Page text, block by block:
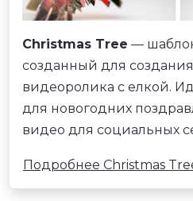
Christmas Tree —
созданный для
видеоролика с елкой.
для новогодних
видео для социальных
Подробнее Christmas